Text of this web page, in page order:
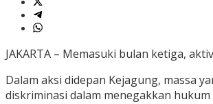
JAKARTA – Memasuki bulan ketiga,
Dalam aksi didepan Kejagung, massa
diskriminasi dalam menegakkan